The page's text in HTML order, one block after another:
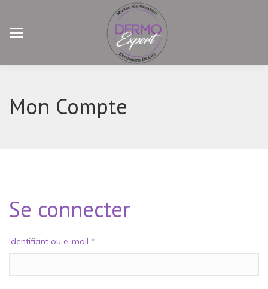
Mon Compte
Se connecter
Identifiant ou e-mail *